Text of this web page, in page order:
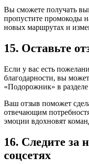
Вы сможете получать
пропустите промокоды
новых маршрутах и
15. Оставьте
Если у вас есть
благодарности, вы
«Подорожник» в разделе
Ваш отзыв поможет
отвечающим
эмоции вдохновят
16. Следите за
соцсетях